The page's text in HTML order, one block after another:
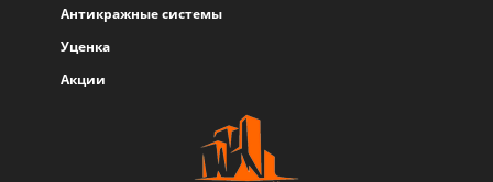
Антикражные системы
Уценка
Акции